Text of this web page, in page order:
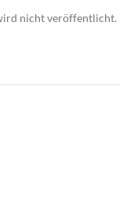
nicht veröffentlicht.